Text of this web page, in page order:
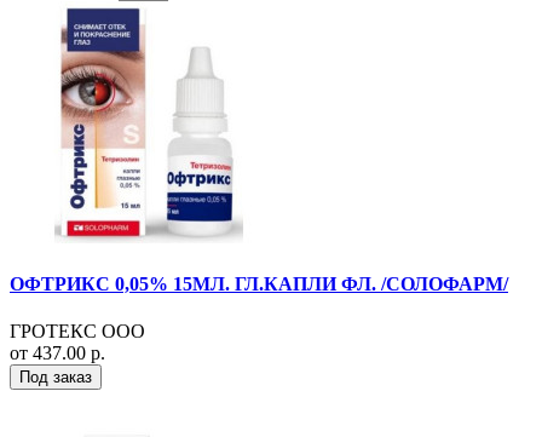
ОФТРИКС 0,05% 15МЛ. ГЛ.КАПЛИ ФЛ. /СОЛОФАРМ/
ГРОТЕКС ООО
от 437.00 р.
Под заказ